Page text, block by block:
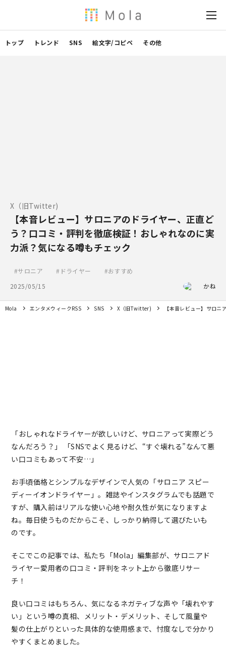
トップ トレンド SNS 絵文字/コピペ その他
X（旧Twitter)
【本音レビュー】サロニアのドライヤー、正直ど
う？口コミ・評判を徹底検証！おしゃれなのに実
力派？気になる噂もチェック
サロニア ドライヤー
おすすめ
2025/05/15
かね
Mola エンタメウィークRSS SNS X（旧Twitter) 【本音レビュー】サロ
「おしゃれなドライヤーが欲しいけど、サロニアって実際どう
なんだろう？」 「SNSでよく見るけど、“すぐ壊れる”なんて悪
い口コミもあって不安…」
お手頃価格とシンプルなデザインで人気の「サロニア スピー
ディーイオンドライヤー」。雑誌やインスタグラムでも話題で
すが、購入前はリアルな使い心地や耐久性が気になりますよ
ね。毎日使うものだからこそ、しっかり納得して選びたいも
のです。
そこでこの記事では、私たち「Mola」編集部が、サロニアド
ライヤー愛用者の口コミ・評判をネット上から徹底リサー
チ！
良い口コミはもちろん、気になるネガティブな声や「壊れやす
い」という噂の真相、メリット・デメリット、そして風量や
髪の仕上がりといった具体的な使用感まで、忖度なしで分かり
やすくまとめました。